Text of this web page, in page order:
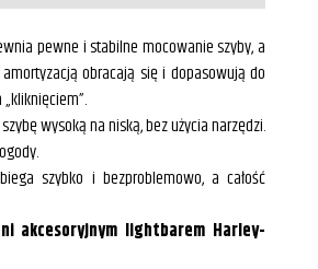
pewne i stabilne mocowanie szyby, a
obracają się i dopasowują do
wysoką na niską, bez użycia narzędzi.
szybko i bezproblemowo, a całość
akcesoryjnym lightbarem Harley-